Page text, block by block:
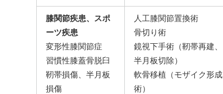
膝関節疾患、スポ
ーツ疾患
変形性膝関節症
習慣性膝蓋骨脱臼
靭帯損傷、半月板
損傷
人工膝関節置換術
骨切り術
鏡視下手術（靭帯再建、
半月板切除）
軟骨移植（モザイク形成
術）